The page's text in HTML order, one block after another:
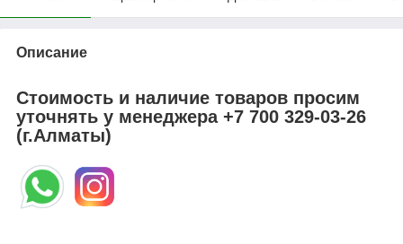
Описание
Стоимость и наличие товаров просим
уточнять у менеджера+7 700 329-03-26
(г.Алматы)